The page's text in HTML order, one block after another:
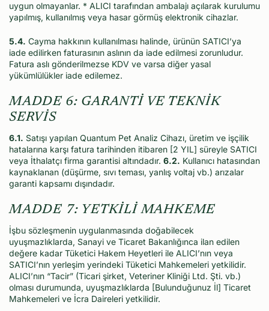
uygun olmayanlar. * ALICI tarafından ambalajı açılarak kurulumu
yapılmış, kullanılmış veya hasar görmüş elektronik cihazlar.
5.4. Cayma hakkının kullanılması halinde, ürünün SATICI’ya
iade edilirken faturasının aslının da iade edilmesi zorunludur.
Fatura aslı gönderilmezse KDV ve varsa diğer yasal
yükümlülükler iade edilemez.
MADDE 6: GARANTİ VE TEKNİK
SERVİS
6.1. Satışı yapılan Quantum Pet Analiz Cihazı, üretim ve işçilik
hatalarına karşı fatura tarihinden itibaren [2 YIL] süreyle SATICI
veya İthalatçı firma garantisi altındadır. 6.2. Kullanıcı hatasından
kaynaklanan (düşürme, sıvı teması, yanlış voltaj vb.) arızalar
garanti kapsamı dışındadır.
MADDE 7: YETKİLİ MAHKEME
İşbu sözleşmenin uygulanmasında doğabilecek
uyuşmazlıklarda, Sanayi ve Ticaret Bakanlığınca ilan edilen
değere kadar Tüketici Hakem Heyetleri ile ALICI’nın veya
SATICI’nın yerleşim yerindeki Tüketici Mahkemeleri yetkilidir.
ALICI’nın “Tacir” (Ticari şirket, Veteriner Kliniği Ltd. Şti. vb.)
olması durumunda, uyuşmazlıklarda [Bulunduğunuz İl] Ticaret
Mahkemeleri ve İcra Daireleri yetkilidir.